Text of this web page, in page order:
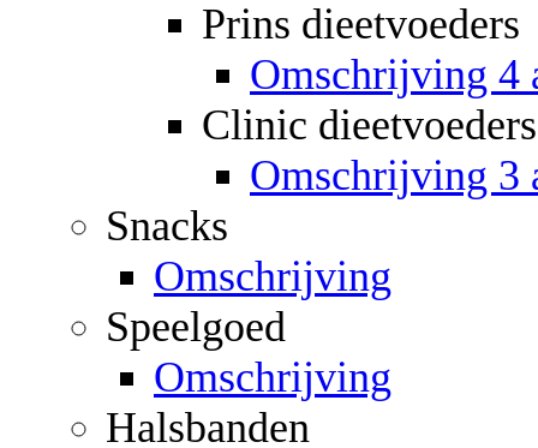
Prins dieetvoeders
Omschrijving 4
Clinic dieetvoeders
Omschrijving 3
Snacks
Omschrijving
Speelgoed
Omschrijving
Halsbanden